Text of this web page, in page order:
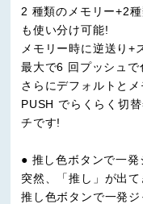
2 種類のメモリー+2
も使い分け可能!
メモリー時に逆送り+
最大で6 回プッシュで
さらにデフォルトと
PUSH でらくらく切
チです!
● 推し色ボタンで一発
突然、「推し」が出
推し色ボタンで一発